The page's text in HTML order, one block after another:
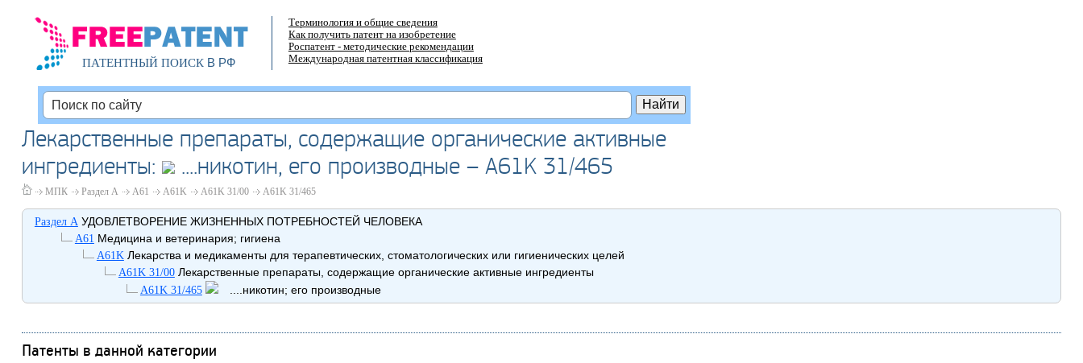
ПАТЕНТНЫЙ ПОИСКВ РФ
Терминология и общие сведения
Как получить патент на изобретение
Роспатент - методические рекомендации
Международная патентная классификация
Лекарственные препараты, содержащие органические активные
ингредиенты:
....никотин, его производные – A61K 31/465
МПК Раздел A A61 A61K A61K 31/00 A61K 31/465
Раздел A УДОВЛЕТВОРЕНИЕ ЖИЗНЕННЫХ ПОТРЕБНОСТЕЙ ЧЕЛОВЕКА
A61 Медицина и ветеринария; гигиена
A61K Лекарства и медикаменты для терапевтических, стоматологических или гигиенических целей
A61K 31/00Лекарственные препараты, содержащие органические активные ингредиенты
A61K 31/465 ....никотин; его производные
Патенты в данной категории